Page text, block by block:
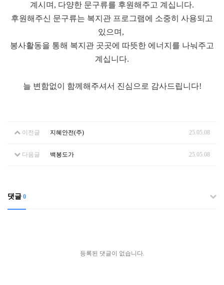
계시며, 다양한 문구류를 후원해주고 계십니다.
후원해주신 문구류는 복지관 프로그램에 소중히 사용되고
있으며,
봉사활동을 통해 복지관 곳곳에 따뜻한 에너지를 나눠주고
계십니다.
늘 변함없이 함께해주셔서 진심으로 감사드립니다!
이전글 지혜안전(주) 25.05.08
다음글 백봉도가 25.05.08
댓글 0
등록된 댓글이 없습니다.